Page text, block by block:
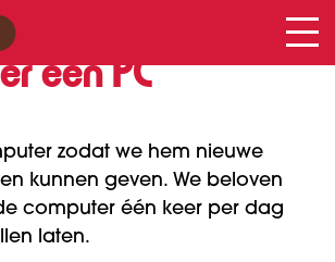
een PC
zodat we hem nieuwe
kunnen geven. We beloven
computer één keer per dag
laten.